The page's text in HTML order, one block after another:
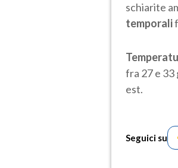
schiarite
temporali
fra 27 e 33
est.
Seguici su